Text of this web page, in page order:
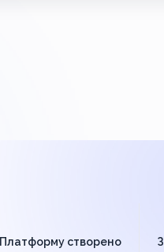
Платформу створено